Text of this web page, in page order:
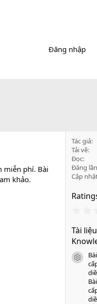
Đăng nhập
miễn phí. Bài
khảo.
Tác giả
Tải về
Đọc
Đăng
Cập
Tài
icon